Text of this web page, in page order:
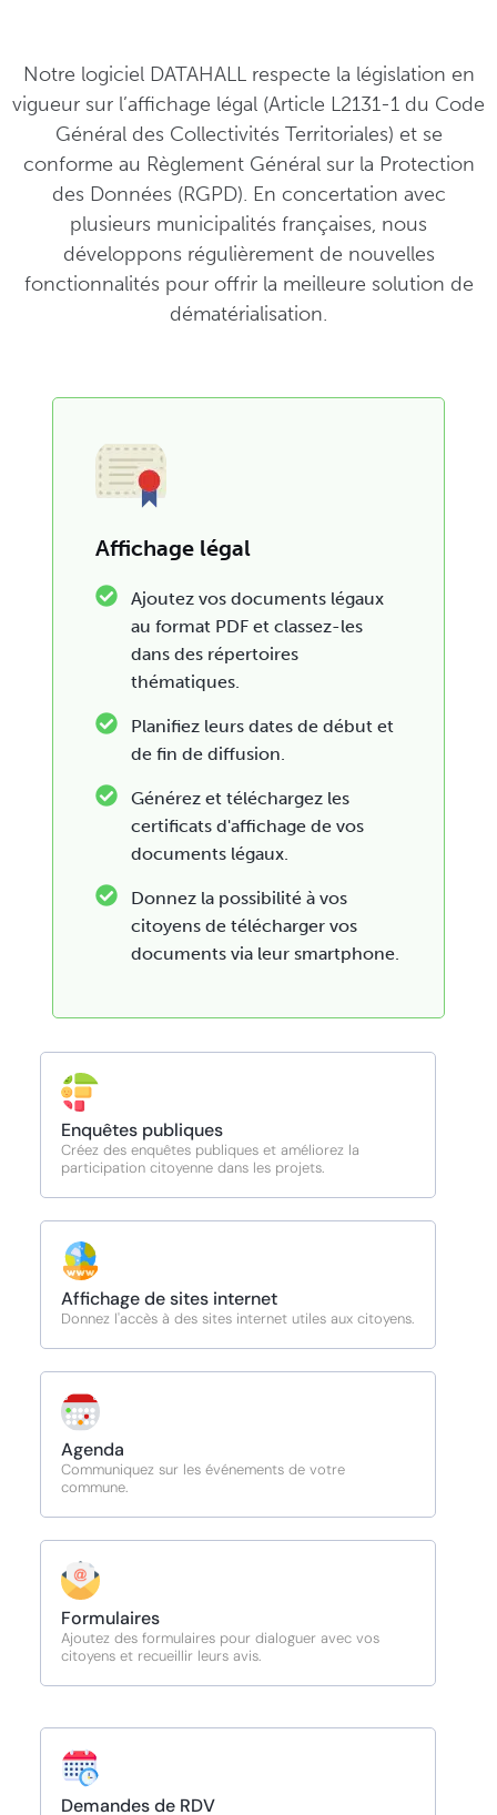
Notre logiciel DATAHALL respecte la législation en
vigueur sur l’affichage légal (Article L2131-1 du Code
Général des Collectivités Territoriales) et se
conforme au Règlement Général sur la Protection
des Données (RGPD). En concertation avec
plusieurs municipalités françaises, nous
développons régulièrement de nouvelles
fonctionnalités pour offrir la meilleure solution de
dématérialisation.
Affichage légal
Ajoutez vos documents légaux
au format PDF et classez-les
dans des répertoires
thématiques.
Planifiez leurs dates de début et
de fin de diffusion.
Générez et téléchargez les
certificats d'affichage de vos
documents légaux.
Donnez la possibilité à vos
citoyens de télécharger vos
documents via leur smartphone.
Enquêtes publiques
Créez des enquêtes publiques et améliorez la
participation citoyenne dans les projets.
Affichage de sites internet
Donnez l'accès à des sites internet utiles aux citoyens.
Agenda
Communiquez sur les événements de votre
commune.
Formulaires
Ajoutez des formulaires pour dialoguer avec vos
citoyens et recueillir leurs avis.
Demandes de RDV